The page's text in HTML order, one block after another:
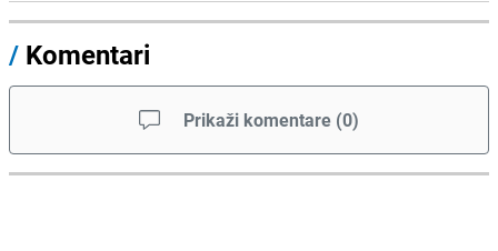
/ Komentari
Prikaži komentare (0)